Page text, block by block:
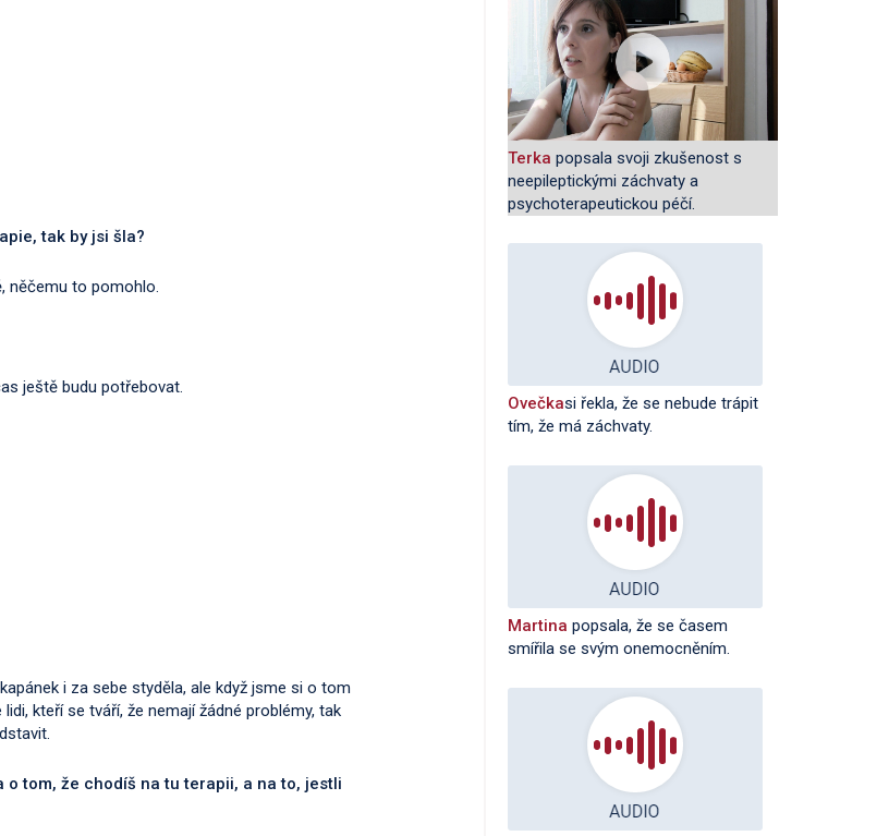
tak by jsi šla?
něčemu to pomohlo.
ještě budu potřebovat.
i za sebe styděla, ale když jsme si o tom
kteří se tváří, že nemají žádné problémy, tak
o tom, že chodíš na tu terapii, a na to, jestli
Terka popsala svoji zkušenost s
neepileptickými záchvaty a
psychoterapeutickou péčí.
Ovečkasi řekla, že se nebude trápit
tím, že má záchvaty.
Martina popsala, že se časem
smířila se svým onemocněním.